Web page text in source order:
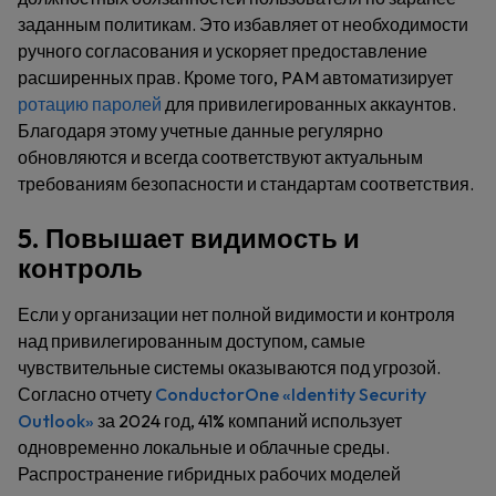
заданным политикам. Это избавляет от необходимости
ручного согласования и ускоряет предоставление
расширенных прав. Кроме того, PAM автоматизирует
ротацию паролей для привилегированных аккаунтов.
Благодаря этому учетные данные регулярно
обновляются и всегда соответствуют актуальным
требованиям безопасности и стандартам соответствия.
5. Повышает видимость и
контроль
Если у организации нет полной видимости и контроля
над привилегированным доступом, самые
чувствительные системы оказываются под угрозой.
Согласно отчету ConductorOne «Identity Security
Outlook» за 2024 год, 41% компаний использует
одновременно локальные и облачные среды.
Распространение гибридных рабочих моделей